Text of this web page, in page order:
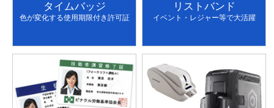
タイムバッジ
色が変化する使用期限付き許可証
リストバンド
イベント・レジャー等で大活躍